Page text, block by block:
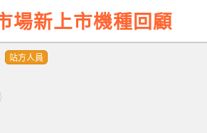
新上市機種回顧
站方人員